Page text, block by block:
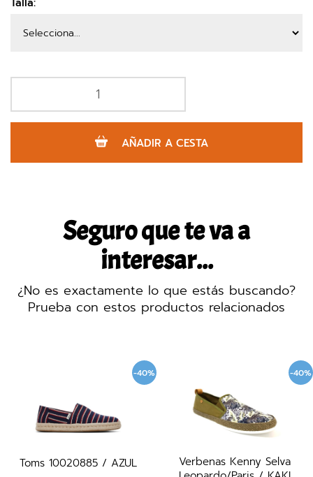
AÑADIR A CESTA
Seguro que te va a
interesar...
¿No es exactamente lo que estás buscando?
Prueba con estos productos relacionados
-40%
Toms 10020885 / AZUL
-40%
Verbenas Kenny Selva